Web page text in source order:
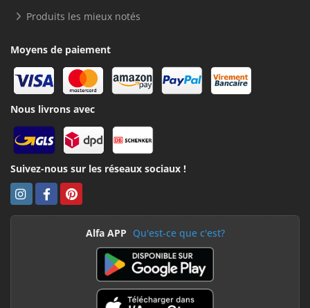
Produits les mieux notés
Moyens de paiement
Nous livrons avec
Suivez-nous sur les réseaux sociaux !
Alfa APP Qu'est-ce que c'est?